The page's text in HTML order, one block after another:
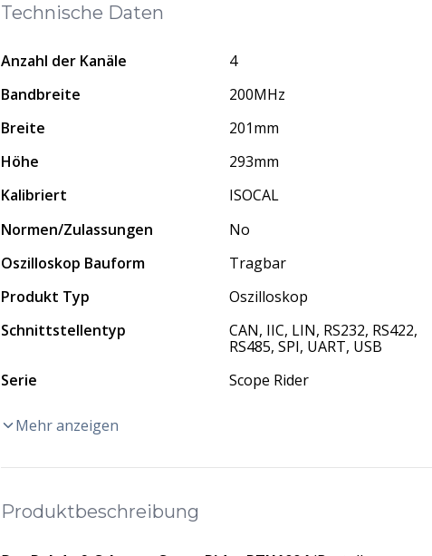
Technische Daten
Anzahl der Kanäle
4
Bandbreite
200MHz
Breite
201mm
Höhe
293mm
Kalibriert
ISOCAL
Normen/Zulassungen
No
Oszilloskop Bauform
Tragbar
Produkt Typ
Oszilloskop
Schnittstellentyp
CAN, IIC, LIN, RS232, RS422,
RS485, SPI, UART, USB
Serie
Scope Rider
Mehr anzeigen
Produktbeschreibung